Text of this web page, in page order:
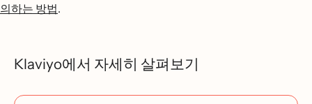
의하는 방법.
Klaviyo에서 자세히 살펴보기